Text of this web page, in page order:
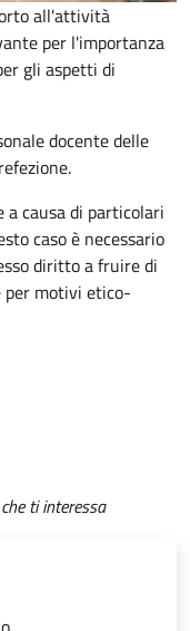
all'attività
per l'importanza
gli aspetti di
docente delle
a causa di particolari
caso è necessario
diritto a fruire di
per motivi etico-
ti interessa